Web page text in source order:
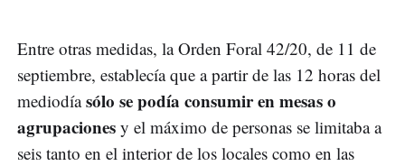
Entre otras medidas, la Orden Foral 42/20, de 11 de
septiembre, establecía que a partir de las 12 horas del
mediodíasólo se podía consumir en mesas o
agrupaciones y el máximo de personas se limitaba a
seis tanto en el interior de los locales como en las